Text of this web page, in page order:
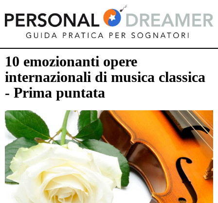
10 emozionanti opere
internazionali di musica classica
- Prima puntata